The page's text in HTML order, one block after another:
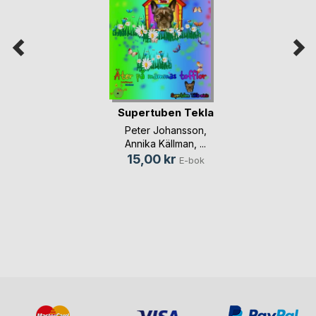
Supertuben Tekla
Peter Johansson
Annika Källman , ...
15,00 kr E-bok